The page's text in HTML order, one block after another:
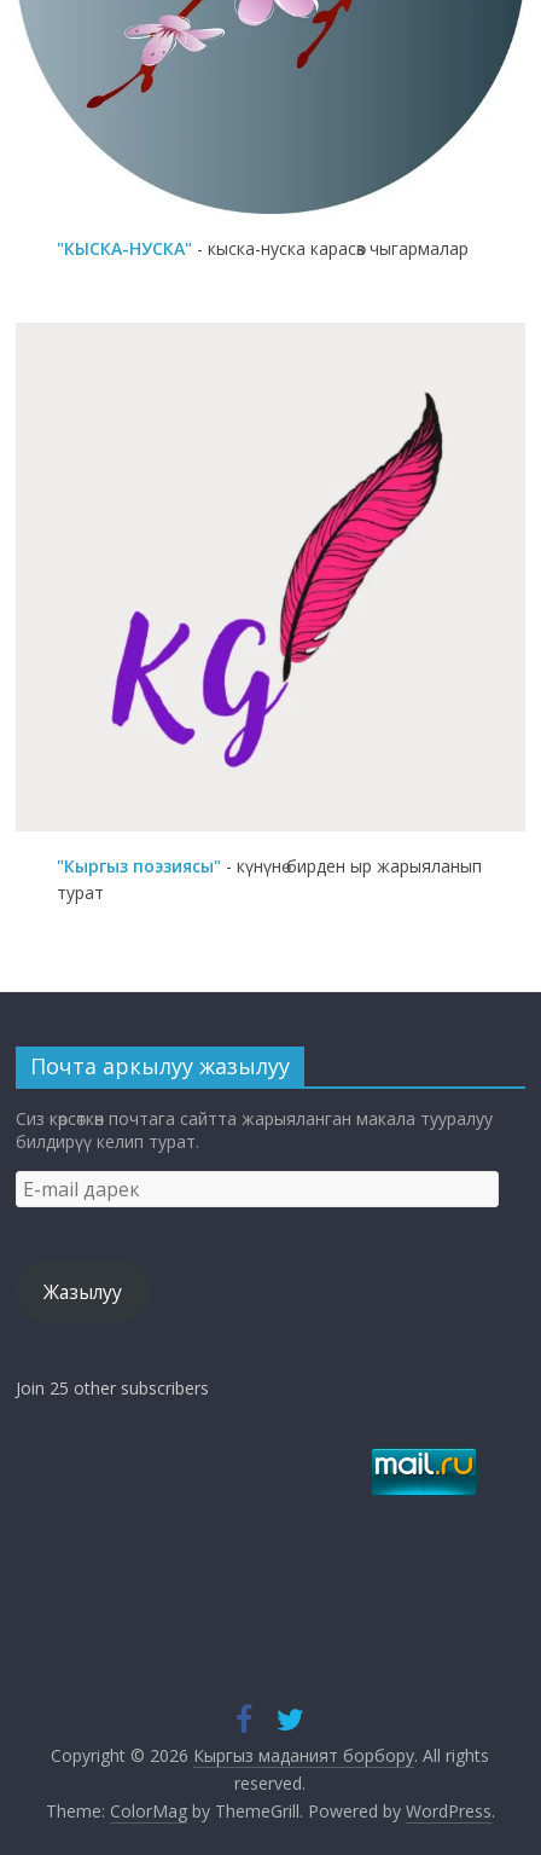
"КЫСКА-НУСКА" - кыска-нуска карасөз чыгармалар
"Кыргыз поэзиясы" - күнүнө бирден ыр жарыяланып
турат
Почта аркылуу жазылуу
Сиз көрсөткөн почтага сайтта жарыяланган макала тууралуу
билдирүү келип турат.
E-
mail
Жазылуу
Join 25 other subscribers
Copyright © 2026 Кыргыз маданият борбору. All rights
reserved.
Theme: ColorMagby ThemeGrill. Powered by WordPress.